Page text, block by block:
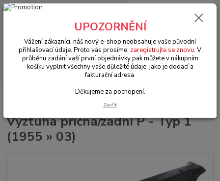
Menu
Hledat
+420 602 330 329
0 Kč
VW Brouk Typ 1 (1938 » 03)
Karosářské díly (Karosseridele)
Výztuha příčná/zadní P - Typ 1
(1955 » 03)
UPOZORNĚNÍ
Vážení zákazníci, náš nový e-shop neobsahuje vaše původní
přihlašovací údaje. Proto vás prosíme, zaregistrujte se znovu. V
průběhu zadání vaší první objednávky pak můžete v nákupním
košíku vyplnit všechny vaše důležité údaje, jako je dodací a
fakturační adresa.
Děkujeme za pochopení.
Zavřít